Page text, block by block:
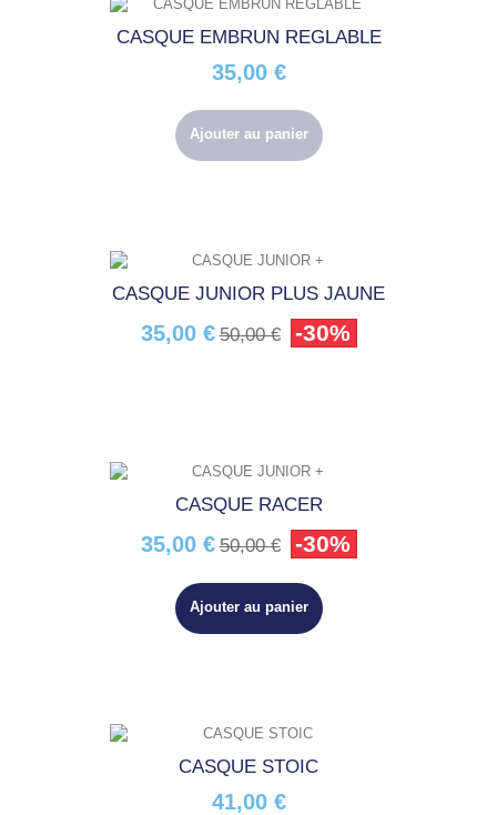
CASQUE EMBRUN REGLABLE
35,00 €
Ajouter au panier
CASQUE JUNIOR PLUS JAUNE
35,00 € 50,00 € -30%
CASQUE RACER
35,00 € 50,00 € -30%
Ajouter au panier
CASQUE STOIC
41,00 €